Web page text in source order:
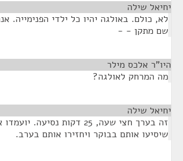
יחיאל שילה
לא, כולם. באולגה יהיו כל ילדי הפנימייה.
שם מתקן - -
היו"ר אלכס מילר
מה המרחק לאולגה?
יחיאל שילה
זה בערך חצי שעה, 25 דקות נסיעה.
שיסיעו אותם בבוקר ויחזירו אותם בערב.